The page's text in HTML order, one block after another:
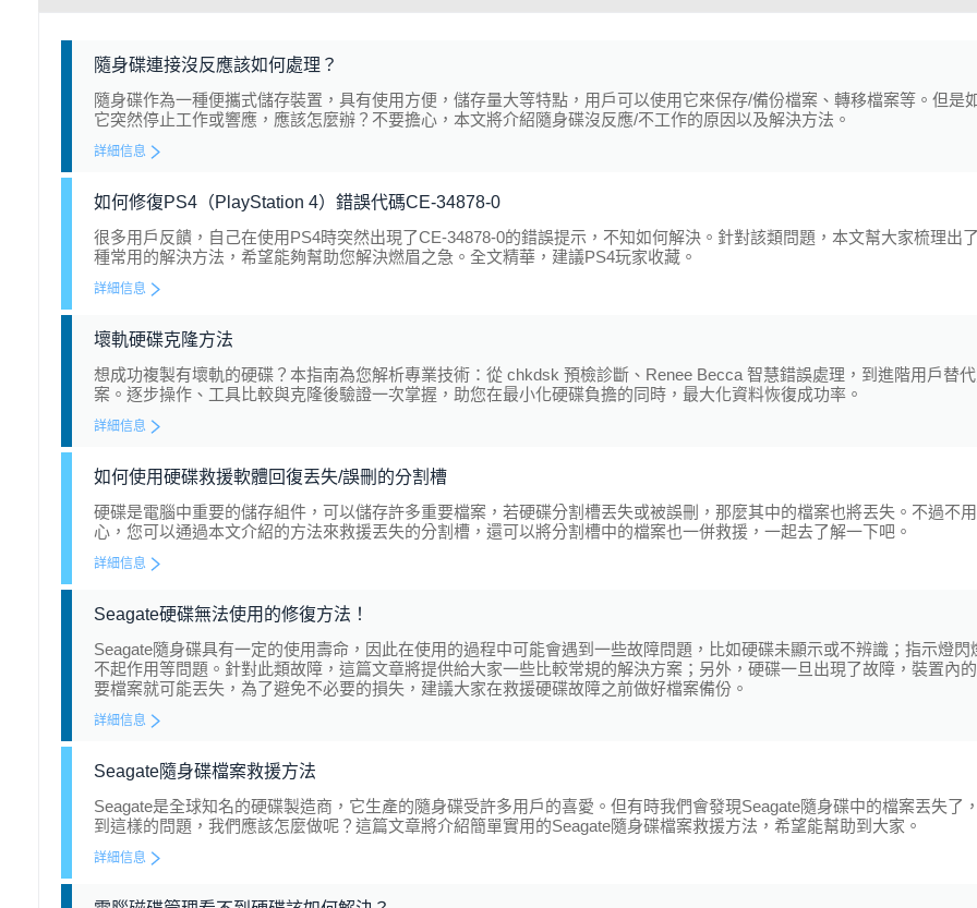
隨身碟連接沒反應該如何處理？
隨身碟作為一種便攜式儲存裝置，具有使用方便，儲存量大等特點，用戶可以使用它來保存/備份檔案、轉移檔案等。但是
它突然停止工作或響應，應該怎麼辦？不要擔心，本文將介紹隨身碟沒反應/不工作的原因以及解決方法。
詳細信息
如何修復PS4（PlayStation 4）錯誤代碼CE-34878-0
很多用戶反饋，自己在使用PS4時突然出現了CE-34878-0的錯誤提示，不知如何解決。針對該類問題，本文幫大家梳理出
種常用的解決方法，希望能夠幫助您解決燃眉之急。全文精華，建議PS4玩家收藏。
詳細信息
壞軌硬碟克隆方法
想成功複製有壞軌的硬碟？本指南為您解析專業技術：從 chkdsk 預檢診斷、Renee Becca 智慧錯誤處理，到進階用戶替
案。逐步操作、工具比較與克隆後驗證一次掌握，助您在最小化硬碟負擔的同時，最大化資料恢復成功率。
詳細信息
如何使用硬碟救援軟體回復丟失/誤刪的分割槽
硬碟是電腦中重要的儲存組件，可以儲存許多重要檔案，若硬碟分割槽丟失或被誤刪，那麼其中的檔案也將丟失。不過不
心，您可以通過本文介紹的方法來救援丟失的分割槽，還可以將分割槽中的檔案也一併救援，一起去了解一下吧。
詳細信息
Seagate硬碟無法使用的修復方法！
Seagate隨身碟具有一定的使用壽命，因此在使用的過程中可能會遇到一些故障問題，比如硬碟未顯示或不辨識；指示燈閃
不起作用等問題。針對此類故障，這篇文章將提供給大家一些比較常規的解決方案；另外，硬碟一旦出現了故障，裝置內
要檔案就可能丟失，為了避免不必要的損失，建議大家在救援硬碟故障之前做好檔案備份。
詳細信息
Seagate隨身碟檔案救援方法
Seagate是全球知名的硬碟製造商，它生產的隨身碟受許多用戶的喜愛。但有時我們會發現Seagate隨身碟中的檔案丟失了
到這樣的問題，我們應該怎麼做呢？這篇文章將介紹簡單實用的Seagate隨身碟檔案救援方法，希望能幫助到大家。
詳細信息